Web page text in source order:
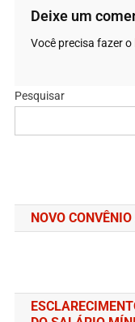
Deixe um
Você precisa fazer o
Pesquisar
NOVO